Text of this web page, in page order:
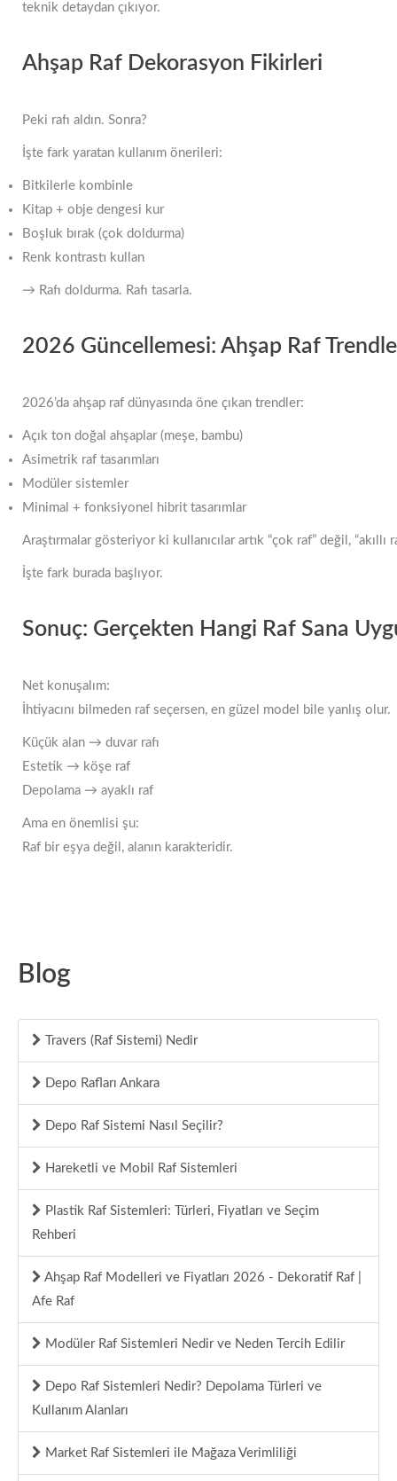
teknik detaydan çıkıyor.
Ahşap Raf Dekorasyon Fikirleri
Peki rafı aldın. Sonra?
İşte fark yaratan kullanım önerileri:
Bitkilerle kombinle
Kitap + obje dengesi kur
Boşluk bırak (çok doldurma)
Renk kontrastı kullan
→ Rafı doldurma. Rafı tasarla.
2026 Güncellemesi: Ahşap Raf
2026’da ahşap raf dünyasında öne çıkan trendler:
Açık ton doğal ahşaplar (meşe, bambu)
Asimetrik raf tasarımları
Modüler sistemler
Minimal + fonksiyonel hibrit tasarımlar
Araştırmalar gösteriyor ki kullanıcılar artık “çok raf” değil, “akıllı
İşte fark burada başlıyor.
Sonuç: Gerçekten Hangi Raf Sana
Net konuşalım:
İhtiyacını bilmeden raf seçersen, en güzel model bile yanlış olur.
Küçük alan → duvar rafı
Estetik → köşe raf
Depolama → ayaklı raf
Ama en önemlisi şu:
Raf bir eşya değil, alanın karakteridir.
Blog
Travers (Raf Sistemi) Nedir
Depo Rafları Ankara
Depo Raf Sistemi Nasıl Seçilir?
Hareketli ve Mobil Raf Sistemleri
Plastik Raf Sistemleri: Türleri, Fiyatları ve Seçim
Rehberi
Ahşap Raf Modelleri ve Fiyatları 2026 - Dekoratif Raf |
Afe Raf
Modüler Raf Sistemleri Nedir ve Neden Tercih Edilir
Depo Raf Sistemleri Nedir? Depolama Türleri ve
Kullanım Alanları
Market Raf Sistemleri ile Mağaza Verimliliği